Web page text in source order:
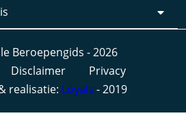
Beroepengids - 2026
Disclaimer
Privacy
realisatie: Loyals - 2019